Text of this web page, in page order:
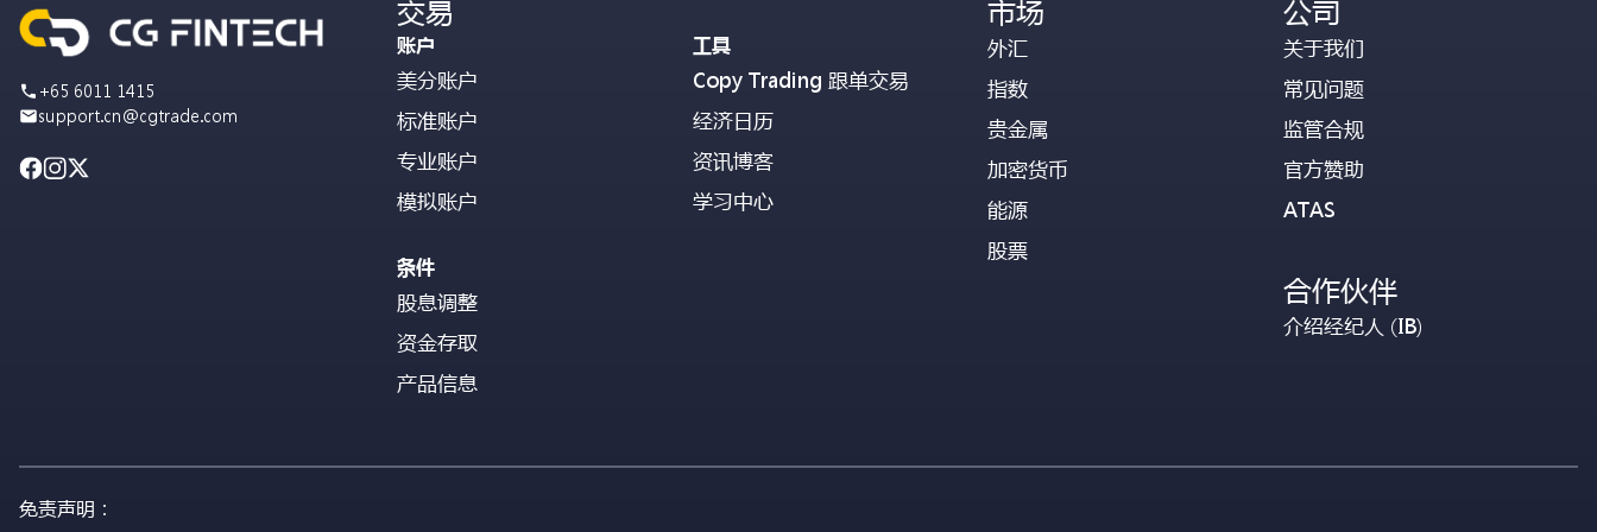
+65 6011 1415
support.cn@cgtrade.com
交易
账户
美分账户
标准账户
专业账户
模拟账户
条件
股息调整
资金存取
产品信息
工具
Copy Trading 跟单交易
经济日历
资讯博客
学习中心
市场
外汇
指数
贵金属
加密货币
能源
股票
公司
关于我们
常见问题
监管合规
官方赞助
ATAS
合作伙伴
介绍经纪人 (IB)
免责声明：